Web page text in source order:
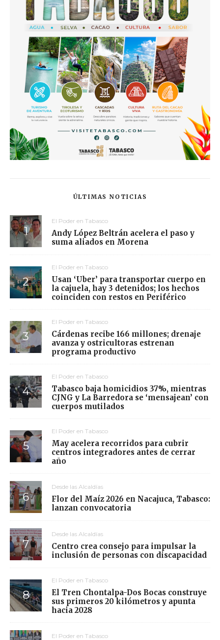
ÚLTIMAS NOTICIAS
El Poder en Tabasco
Andy López Beltrán acelera el paso y
suma aliados en Morena
El Poder en Tabasco
Usan ‘Uber’ para transportar cuerpo en
la cajuela, hay 3 detenidos; los hechos
coinciden con restos en Periférico
El Poder en Tabasco
Cárdenas recibe 166 millones; drenaje
avanza y ostricultoras estrenan
programa productivo
El Poder en Tabasco
Tabasco baja homicidios 37%, mientras
CJNG y La Barredora se ‘mensajean’ con
cuerpos mutilados
El Poder en Tabasco
May acelera recorridos para cubrir
centros integradores antes de cerrar
año
Desde las Alcaldías
Flor del Maíz 2026 en Nacajuca, Tabasco:
lanzan convocatoria
Desde las Alcaldías
Centro crea consejo para impulsar la
inclusión de personas con discapacidad
El Poder en Tabasco
El Tren Chontalpa-Dos Bocas construye
sus primeros 20 kilómetros y apunta
hacia 2028
El Poder en Tabasco